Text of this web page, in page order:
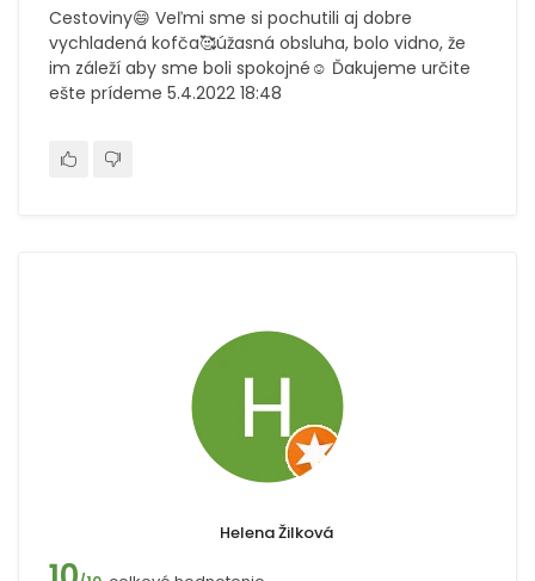
Cestoviny😄 Veľmi sme si pochutili aj dobre
vychladená kofča🥰úžasná obsluha, bolo vidno, že
im záleží aby sme boli spokojné☺️ Ďakujeme určite
ešte prídeme 5.4.2022 18:48
Helena Žilková